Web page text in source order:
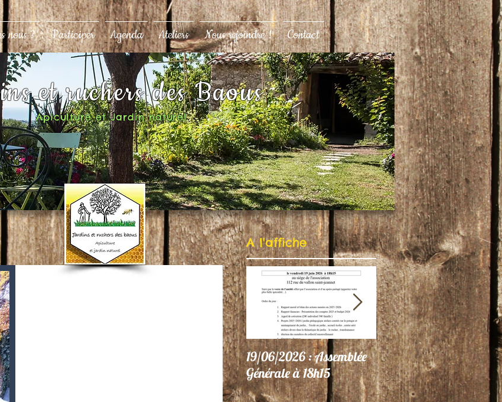
A l'affiche
19/06/2026 : Assemblée
Générale à 18h15
06/06/26 : Le Jardin
participe au Festival
"Autres Regards"
nous ? Participer Agenda Ateliers Nous rejoindre ! Contact
et ruchers des Baous
Apiculture et Jardin naturel